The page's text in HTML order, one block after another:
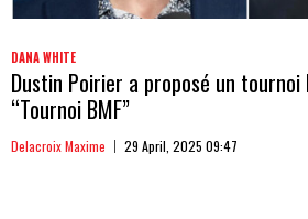
DANA WHITE
Dustin Poirier a proposé un tournoi
“Tournoi BMF”
Delacroix Maxime 29 April, 2025 09:47